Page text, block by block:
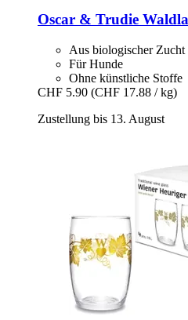
Oscar & Trudie
Aus biologischer Zucht
Für Hunde
Ohne künstliche Stoffe
CHF 5.90 (CHF 17.88 / kg)
Zustellung bis 13. August